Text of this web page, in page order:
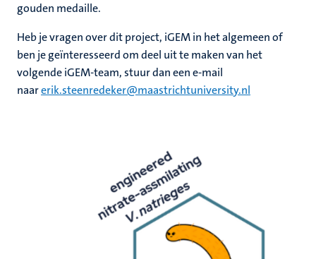
gouden medaille.
Heb je vragen over dit project, iGEM in het algemeen of
ben je geïnteresseerd om deel uit te maken van het
volgende iGEM-team, stuur dan een e-mail
naarerik.steenredeker@maastrichtuniversity.nl